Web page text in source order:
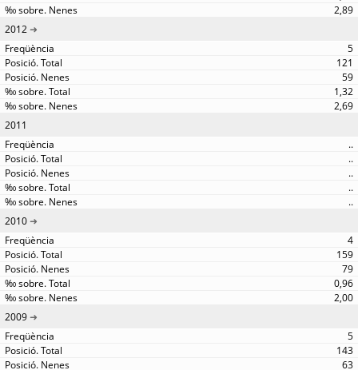
2,89
2012
5
121
59
1,32
2,69
2011
..
..
..
..
..
2010
4
159
79
0,96
2,00
2009
5
143
63